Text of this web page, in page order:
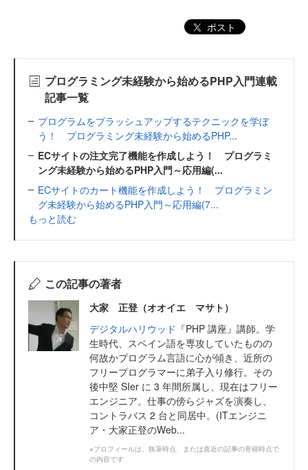
ポスト
プログラミング未経験から始めるPHP入門連載
記事一覧
プログラムをブラッシュアップするテクニックを学ぼ
う！ プログラミング未経験から始めるPHP...
ECサイトの注文完了機能を作成しよう！ プログラミ
ング未経験から始めるPHP入門～応用編(...
ECサイトのカート機能を作成しよう！ プログラミン
グ未経験から始めるPHP入門～応用編(7...
もっと読む
この記事の著者
大家 正登（オオイエ マサト）
デジタルハリウッド 『PHP 講座』講師。学
生時代、スペイン語を専攻していたものの
何故かプログラム言語に心が傾き、近所の
フリープログラマーに弟子入り修行。その
後中堅 SIer に 3 年間所属し、現在はフリー
エンジニア。仕事の傍らジャズを演奏し、
コントラバス 2 台と同居中。(ITエンジニ
ア・大家正登のWeb...
※プロフィールは、執筆時点、または直近の記事の寄稿時点で
の内容です